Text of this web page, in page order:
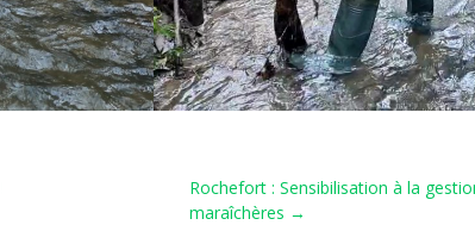
Rochefort : Sensibilisation à la
maraîchères →